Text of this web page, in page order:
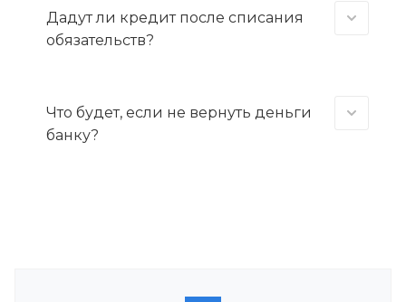
Дадут ли кредит после списания
обязательств?
Что будет, если не вернуть деньги
банку?